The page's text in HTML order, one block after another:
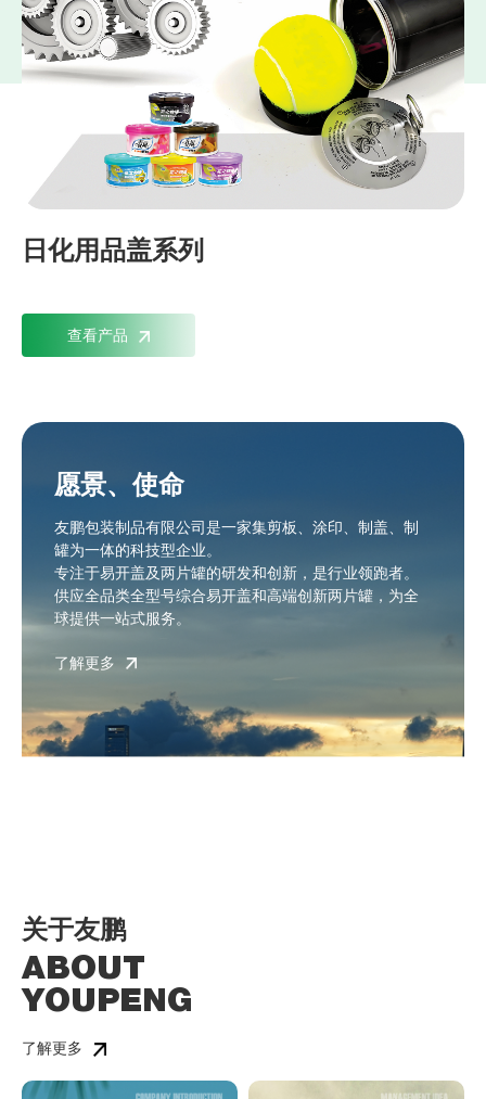
日化用品盖系列
查看产品
愿景、使命
友鹏包装制品有限公司是一家集剪板、涂印、制盖、制
罐为一体的科技型企业。
专注于易开盖及两片罐的研发和创新，是行业领跑者。
供应全品类全型号综合易开盖和高端创新两片罐，为全
球提供一站式服务。
了解更多
关于友鹏
ABOUT
YOUPENG
了解更多